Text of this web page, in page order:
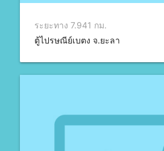
ระยะทาง 7.941 กม.
ตู้ไปรษณีย์เบตง จ.ยะลา